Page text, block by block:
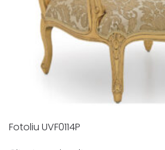
Fotoliu UVF0114P